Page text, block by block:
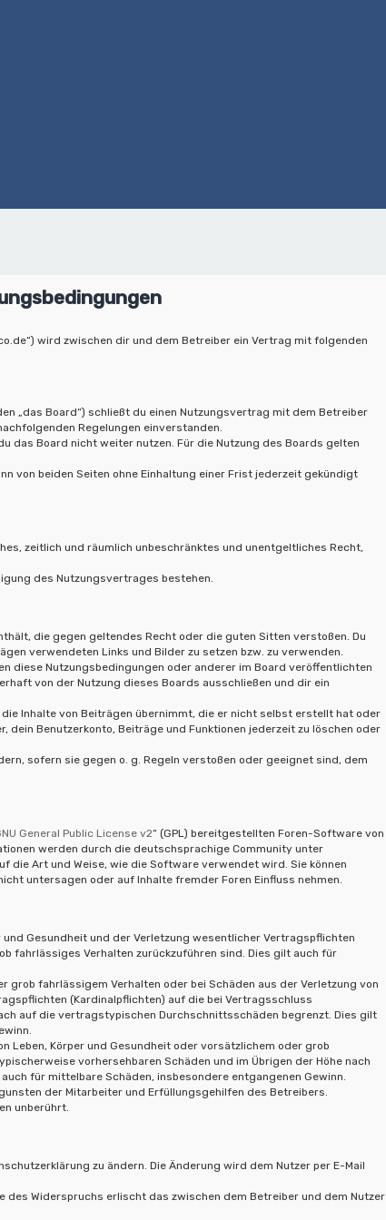
wird zwischen dir und dem Betreiber ein Vertrag mit folgenden
„das Board“) schließt du einen Nutzungsvertrag mit dem Betreiber
Regelungen einverstanden.
das Board nicht weiter nutzen. Für die Nutzung des Boards gelten
von beiden Seiten ohne Einhaltung einer Frist jederzeit gekündigt
zeitlich und räumlich unbeschränktes und unentgeltliches Recht,
des Nutzungsvertrages bestehen.
die gegen geltendes Recht oder die guten Sitten verstoßen. Du
verwendeten Links und Bilder zu setzen bzw. zu verwenden.
diese Nutzungsbedingungen oder anderer im Board veröffentlichten
von der Nutzung dieses Boards ausschließen und dir ein
Inhalte von Beiträgen übernimmt, die er nicht selbst erstellt hat oder
Benutzerkonto, Beiträge und Funktionen jederzeit zu löschen oder
sofern sie gegen o. g. Regeln verstoßen oder geeignet sind, dem
General Public License v2“ (GPL) bereitgestellten Foren-Software von
werden durch die deutschsprachige Community unter
die Art und Weise, wie die Software verwendet wird. Sie können
untersagen oder auf Inhalte fremder Foren Einfluss nehmen.
Gesundheit und der Verletzung wesentlicher Vertragspflichten
fahrlässiges Verhalten zurückzuführen sind. Dies gilt auch für
fahrlässigem Verhalten oder bei Schäden aus der Verletzung von
(Kardinalpflichten) auf die bei Vertragsschluss
auf die vertragstypischen Durchschnittsschäden begrenzt. Dies gilt
Leben, Körper und Gesundheit oder vorsätzlichem oder grob
vorhersehbaren Schäden und im Übrigen der Höhe nach
für mittelbare Schäden, insbesondere entgangenen Gewinn.
der Mitarbeiter und Erfüllungsgehilfen des Betreibers.
unberührt.
zu ändern. Die Änderung wird dem Nutzer per E-Mail
Widerspruchs erlischt das zwischen dem Betreiber und dem Nutzer